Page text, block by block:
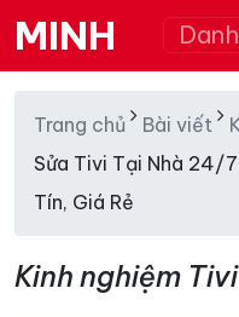
MINH
Trang chủ Bài viết
Sửa Tivi Tại Nhà 24/
Tín, Giá Rẻ
Kinh nghiệm Tivi